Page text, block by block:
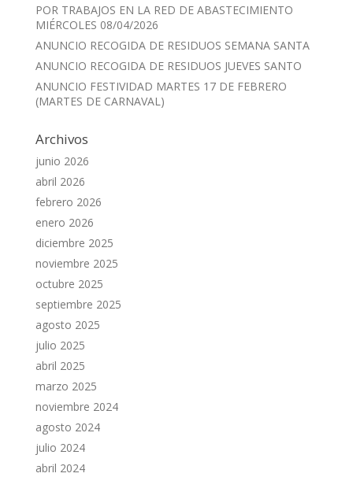
POR TRABAJOS EN LA RED DE ABASTECIMIENTO
MIÉRCOLES 08/04/2026
ANUNCIO RECOGIDA DE RESIDUOS SEMANA SANTA
ANUNCIO RECOGIDA DE RESIDUOS JUEVES SANTO
ANUNCIO FESTIVIDAD MARTES 17 DE FEBRERO
(MARTES DE CARNAVAL)
Archivos
junio 2026
abril 2026
febrero 2026
enero 2026
diciembre 2025
noviembre 2025
octubre 2025
septiembre 2025
agosto 2025
julio 2025
abril 2025
marzo 2025
noviembre 2024
agosto 2024
julio 2024
abril 2024